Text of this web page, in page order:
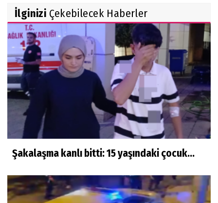
İlginizi Çekebilecek Haberler
Şakalaşma kanlı bitti: 15 yaşındaki çocuk...